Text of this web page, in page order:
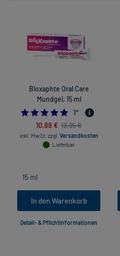
Bloxaphte Oral Care
Mundgel, 15 ml
5.0
1*
10,88 € 13,95 €
inkl. MwSt. zzgl. Versandkosten
Lieferbar
In den Warenkorb
Detail- & Pflichtinformationen